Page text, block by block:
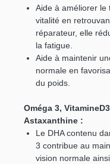
Aide à améliorer le
vitalité en
réparateur, elle
la fatigue.
Aide à maintenir
normale en
du poids.
Oméga 3,
Astaxanthine :
Le DHA contenu
3 contribue au
vision normale ainsi